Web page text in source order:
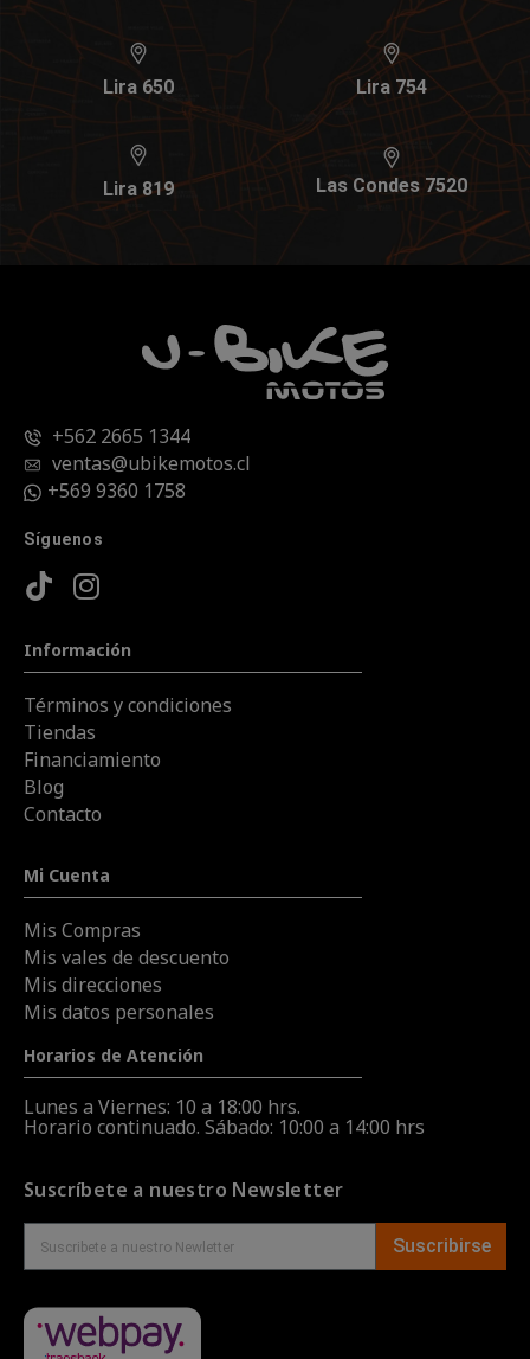
Lira 650 Lira 754
Lira 819 Las Condes 7520
+562 2665 1344
ventas@ubikemotos.cl
+569 9360 1758
Síguenos
Información
Términos y condiciones
Tiendas
Financiamiento
Blog
Contacto
Mi Cuenta
Mis Compras
Mis vales de descuento
Mis direcciones
Mis datos personales
Horarios de Atención
Lunes a Viernes: 10 a 18:00 hrs.
Horario continuado. Sábado: 10:00 a 14:00 hrs
Suscríbete a nuestro Newsletter
Suscribirse